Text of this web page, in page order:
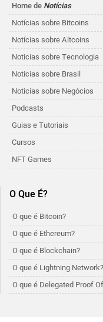
Home de Notícias
Notícias sobre Bitcoins
Notícias sobre Altcoins
Noticias sobre Tecnologia
Noticias sobre Brasil
Noticias sobre Negócios
Podcasts
Guias e Tutoriais
Cursos
NFT Games
O Que É?
O que é Bitcoin?
O que é Ethereum?
O que é Blockchain?
O que é Lightning Network?
O que é Delegated Proof